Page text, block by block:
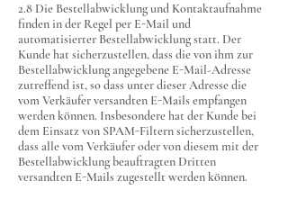
2.8 Die Bestellabwicklung und Kontaktaufnahme
finden in der Regel per E-Mail und
automatisierter Bestellabwicklung statt. Der
Kunde hat sicherzustellen, dass die von ihm zur
Bestellabwicklung angegebene E-Mail-Adresse
zutreffend ist, so dass unter dieser Adresse die
vom Verkäufer versandten E-Mails empfangen
werden können. Insbesondere hat der Kunde bei
dem Einsatz von SPAM-Filtern sicherzustellen,
dass alle vom Verkäufer oder von diesem mit der
Bestellabwicklung beauftragten Dritten
versandten E-Mails zugestellt werden können.